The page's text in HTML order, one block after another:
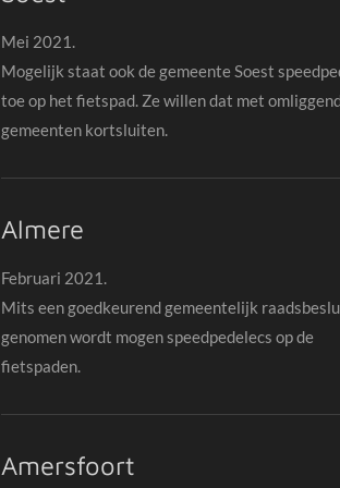
Mei 2021.
Mogelijk staat ook de gemeente Soest
toe op het fietspad. Ze willen dat met
gemeenten kortsluiten.
Almere
Februari 2021.
Mits een goedkeurend gemeentelijk
genomen wordt mogen speedpedelecs op de
fietspaden.
Amersfoort